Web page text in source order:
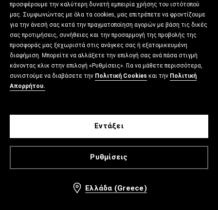
προσφέρουμε την καλύτερη δυνατή εμπειρία χρήσης του ιστότοπού
μας. Συμφωνώντας με όλα τα cookies, μας επιτρέπετε να φροντίζουμε
για την άνεσή σας κατά την πραγματοποίηση αγορών με βάση τις δικές
σας προτιμήσεις, συνήθειες και την προσαρμογή της προβολής της
προσφοράς μας ξεχωριστά στις ανάγκες σας ή εξατομικευμένη
διαφήμιση. Μπορείτε να αλλάξετε την επιλογή σας ανά πάσα στιγμή
κάνοντας κλικ στην επιλογή «Ρυθμίσεις». Για να μάθετε περισσότερα,
συνιστούμε να διαβάσετε την Πολιτική Cookies και την Πολιτική
Απορρήτου.
Ρυθμίσεις
Εντάξει
Ελλάδα (Greece)